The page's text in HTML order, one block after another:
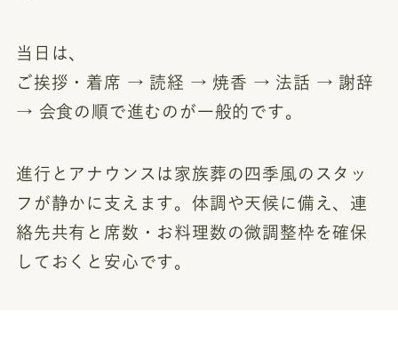
当日は、
ご挨拶・着席 → 読経 → 焼香 → 法話 → 謝辞
→ 会食の順で進むのが一般的です。
進行とアナウンスは家族葬の四季風のスタッ
フが静かに支えます。体調や天候に備え、連
絡先共有と席数・お料理数の微調整枠を確保
しておくと安心です。